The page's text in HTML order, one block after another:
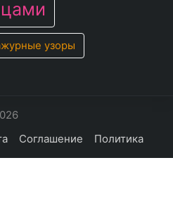
узоры
Соглашение Политика